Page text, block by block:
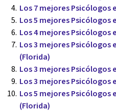
Los 7 mejores Psicólogos
Los 5 mejores Psicólogos
Los 4 mejores Psicólogos
Los 3 mejores Psicólogos
(Florida)
Los 3 mejores Psicólogos
Los 3 mejores Psicólogos
Los 5 mejores Psicólogos
(Florida)